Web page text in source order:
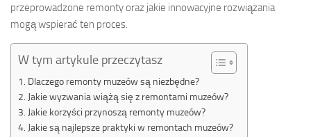
przeprowadzone remonty oraz jakie innowacyjne rozwiązania
mogą wspierać ten proces.
W tym artykule przeczytasz
Dlaczego remonty muzeów są niezbędne?
Jakie wyzwania wiążą się z remontami muzeów?
Jakie korzyści przynoszą remonty muzeów?
Jakie są najlepsze praktyki w remontach muzeów?